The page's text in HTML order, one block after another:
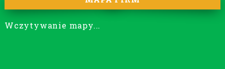
Wczytywanie mapy...